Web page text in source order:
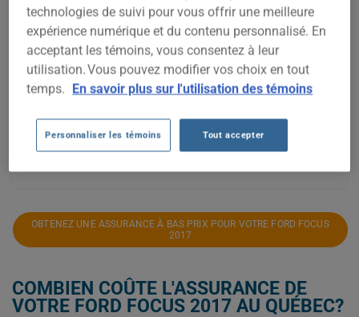
3 000$
4 000$
OBTENEZ UNE ASSURANCE À BAS PRIX POUR VOTRE FORD FOCUS
2017
COMBIEN COÛTE L'ASSURANCE DE
VOTRE FORD FOCUS 2017 AU QUÉBEC?
technologies de suivi pour vous offrir une meilleure
expérience numérique et du contenu personnalisé. En
acceptant les témoins, vous consentez à leur
utilisation. Vous pouvez modifier vos choix en tout
temps. En savoir plus sur l'utilisation des témoins
Personnaliser les témoins Tout accepter